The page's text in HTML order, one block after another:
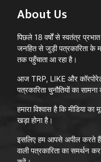
About Us
पिछले 18 वर्षों से स्वतंत्र प्रभात
जनहित से जुड़ी पत्रकारिता
तक पहुँचाता आ रहा है।
आज TRP, LIKE और
पत्रकारिता चुनौतियों का
हमारा विश्वास है कि मीडिया
खड़ा होना है।
इसलिए हम आपसे अपील करते हैं
वाली पत्रकारिता का समर्थन